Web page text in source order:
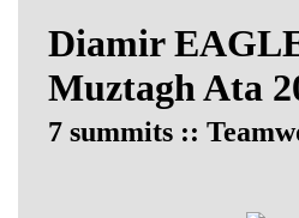
Diamir
Muztagh Ata
7 summits ::